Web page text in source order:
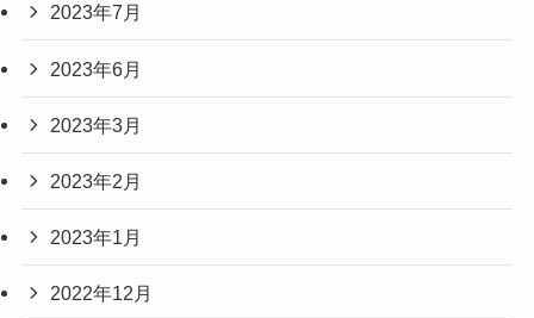
2023年7月
2023年6月
2023年3月
2023年2月
2023年1月
2022年12月